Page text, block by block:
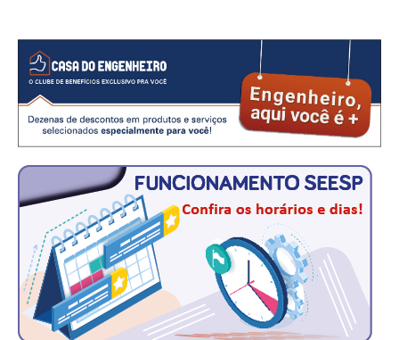
PALAVRA DO MURILO
NOTÍCIAS
CONTEÚDO ESPECIAL
JORNAL DO ENGENHEIRO
AGENDA
SEESP NOTÍCIAS
NOTÍCIAS NO WHATSAPP
FOTOS